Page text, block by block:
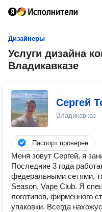
Дизайнеры
Услуги дизайна
Владикавказе
Сергей
Владикавказ
Паспорт проверен
Меня зовут Сергей, я
Последние 3 года
федеральными сетями,
Season, Vape Club. Я
логотипов, фирменного
упаковки. Всегда